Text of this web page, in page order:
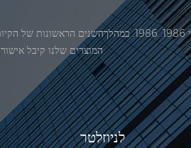
המוצרים שלנו קיבל אישור מן הארגון
לניוזלטר